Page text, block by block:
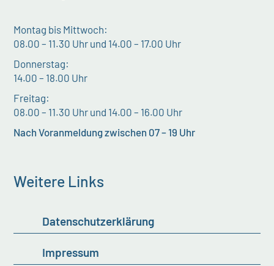
Montag bis Mittwoch:
08.00 – 11.30 Uhr und 14.00 – 17.00 Uhr
Donnerstag:
14.00 – 18.00 Uhr
Freitag:
08.00 – 11.30 Uhr und 14.00 – 16.00 Uhr
Nach Voranmeldung zwischen 07 – 19 Uhr
Weitere Links
Datenschutzerklärung
Impressum